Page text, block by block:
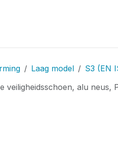
Laag model
S3 (EN
veiligheidsschoen, alu